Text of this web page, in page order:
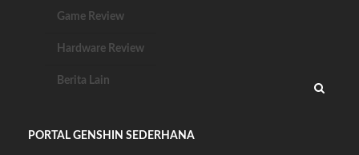
Game Review
Hardware Review
Berita Lain
PORTAL GENSHIN SEDERHANA